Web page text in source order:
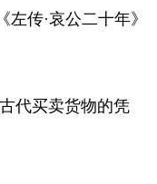
传·哀公二十年》
代买卖货物的凭